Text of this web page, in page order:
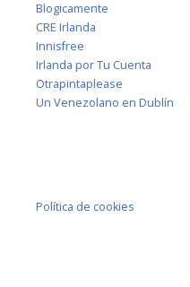
Blogicamente
CRE Irlanda
Innisfree
Irlanda por Tu Cuenta
Otrapintaplease
Un Venezolano en Dublín
Política de cookies